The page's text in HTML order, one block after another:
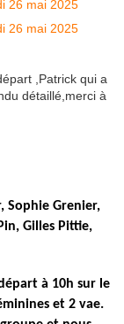
,Patrick qui a
détaillé,merci à
Sophie Grenier,
Gilles Pittie,
à 10h sur le
et 2 vae.